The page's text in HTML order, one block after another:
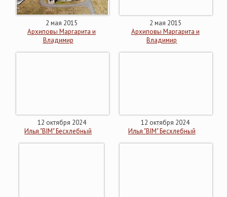
2 мая 2015
Архиповы Маргарита и
Владимир
2 мая 2015
Архиповы Маргарита и
Владимир
12 октября 2024
Илья "BIM" Бесхлебный
12 октября 2024
Илья "BIM" Бесхлебный